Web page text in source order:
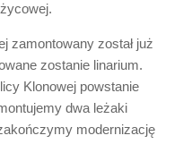
zamontowany został już
zostanie linarium.
Klonowej powstanie
dwa leżaki
modernizację